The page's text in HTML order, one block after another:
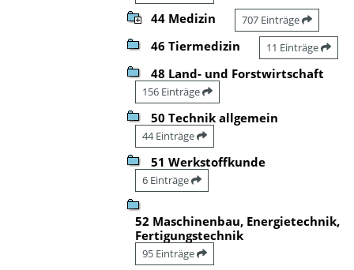
44 Medizin 707 Einträge
46 Tiermedizin 11 Einträge
48 Land- und Forstwirtschaft
156 Einträge
50 Technik allgemein
44 Einträge
51 Werkstoffkunde
6 Einträge
52 Maschinenbau, Energietechnik,
Fertigungstechnik
95 Einträge